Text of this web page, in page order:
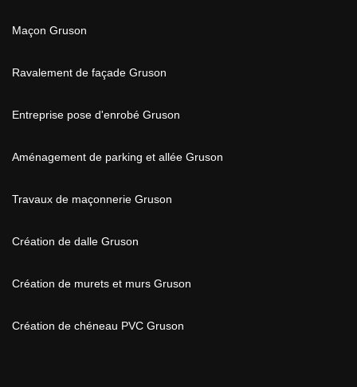
Maçon Gruson
Ravalement de façade Gruson
Entreprise pose d'enrobé Gruson
Aménagement de parking et allée Gruson
Travaux de maçonnerie Gruson
Création de dalle Gruson
Création de murets et murs Gruson
Création de chéneau PVC Gruson